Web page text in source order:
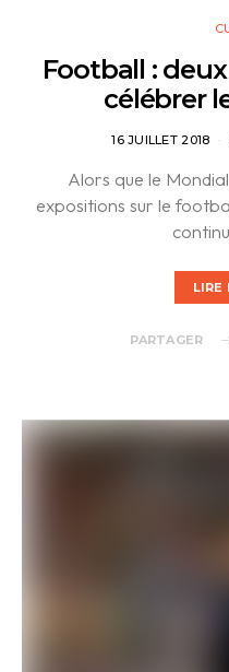
Football :
célébrer
16 JUILLET 2018
Alors que le
expositions sur le
LIRE
PARTAGER